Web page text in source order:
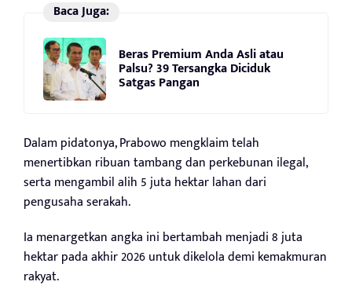
Baca Juga:
Beras Premium Anda Asli atau
Palsu? 39 Tersangka Diciduk
Satgas Pangan
Dalam pidatonya, Prabowo mengklaim telah
menertibkan ribuan tambang dan perkebunan ilegal,
serta mengambil alih 5 juta hektar lahan dari
pengusaha serakah.
Ia menargetkan angka ini bertambah menjadi 8 juta
hektar pada akhir 2026 untuk dikelola demi kemakmuran
rakyat.